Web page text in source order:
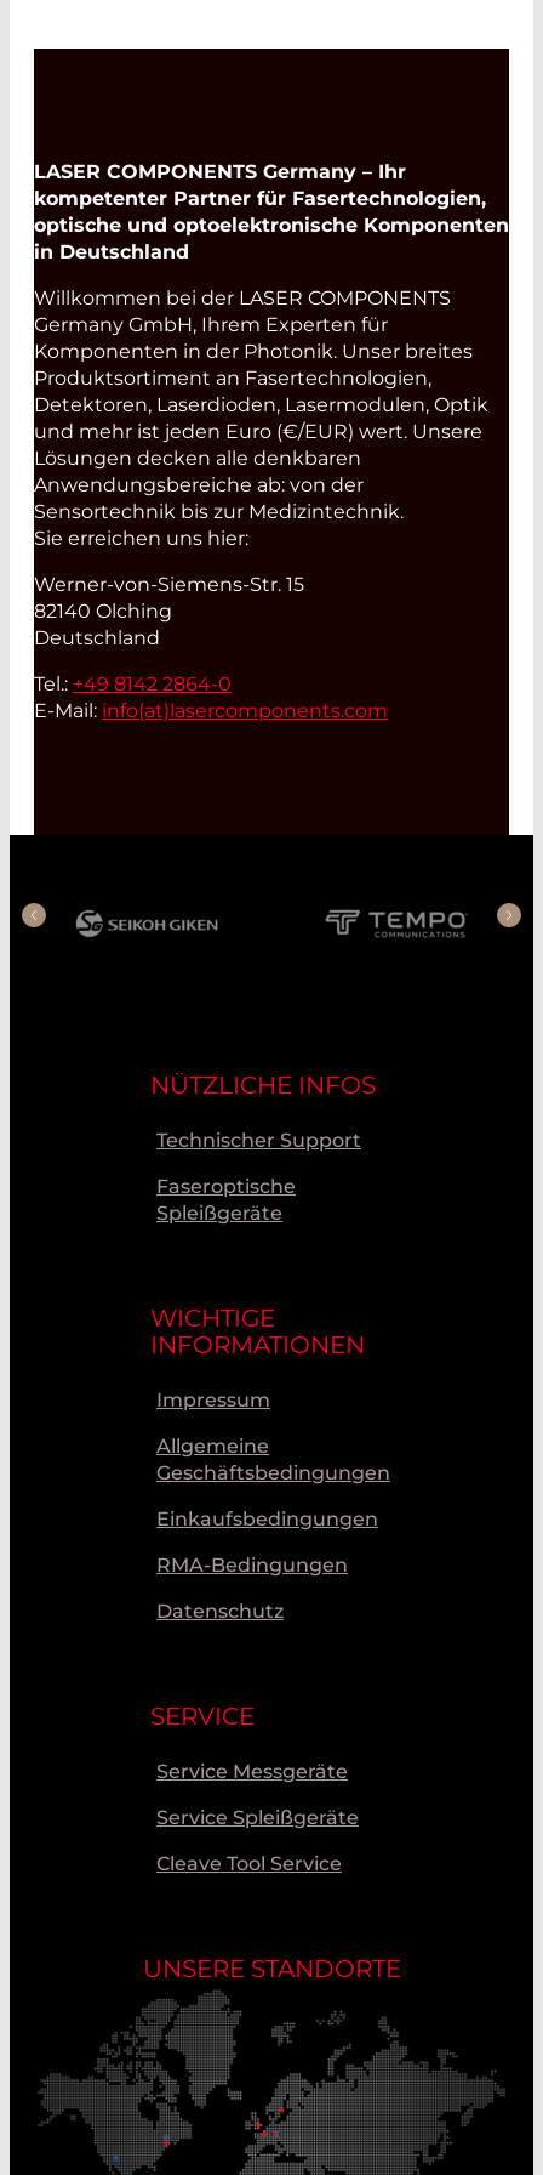
LASER COMPONENTS Germany – Ihr
kompetenter Partner für Fasertechnologien,
optische und optoelektronische Komponenten
in Deutschland
Willkommen bei der LASER COMPONENTS
Germany GmbH, Ihrem Experten für
Komponenten in der Photonik. Unser breites
Produktsortiment an Fasertechnologien,
Detektoren, Laserdioden, Lasermodulen, Optik
und mehr ist jeden Euro (€/EUR) wert. Unsere
Lösungen decken alle denkbaren
Anwendungsbereiche ab: von der
Sensortechnik bis zur Medizintechnik.
Sie erreichen uns hier:
Werner-von-Siemens-Str. 15
82140 Olching
Deutschland
Tel.: +49 8142 2864-0
E-Mail: info(at)lasercomponents.com
NÜTZLICHE INFOS
Technischer Support
Faseroptische
Spleißgeräte
WICHTIGE
INFORMATIONEN
Impressum
Allgemeine
Geschäftsbedingungen
Einkaufsbedingungen
RMA-Bedingungen
Datenschutz
SERVICE
Service Messgeräte
Service Spleißgeräte
Cleave Tool Service
UNSERE STANDORTE